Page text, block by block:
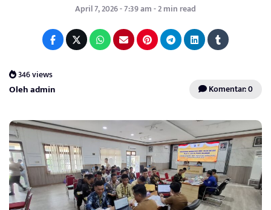
April 7, 2026 - 7:39 am - 2 min read
346 views
Oleh admin Komentar: 0